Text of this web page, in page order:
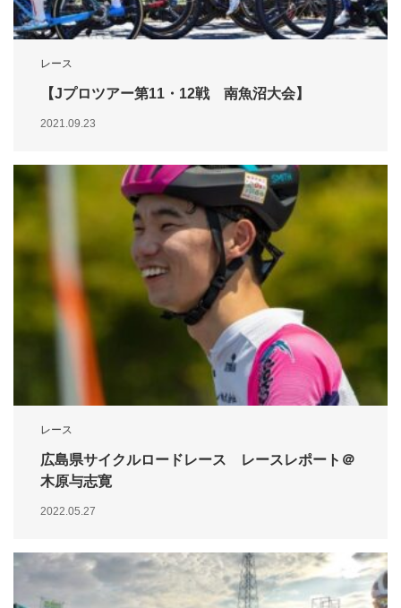
レース
【Jプロツアー第11・12戦 南魚沼大会】
2021.09.23
レース
広島県サイクルロードレース レースレポート＠
木原与志寛
2022.05.27